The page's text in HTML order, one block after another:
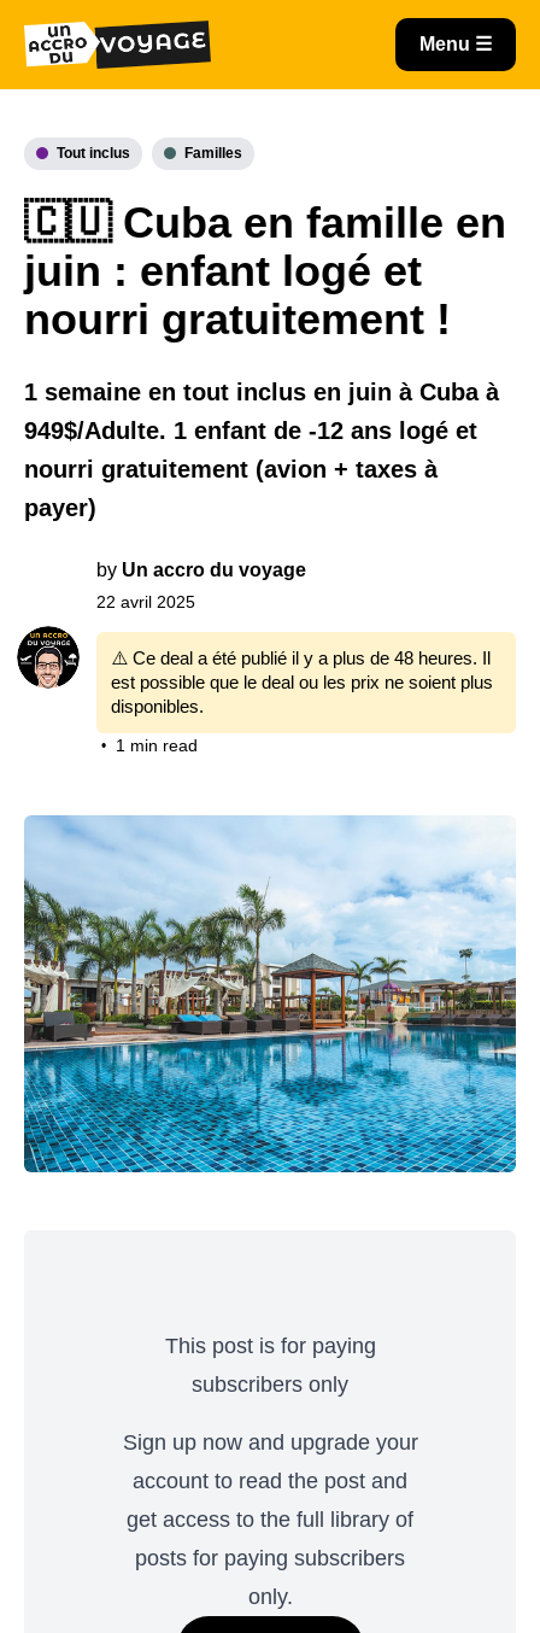
Tout inclus Familles
🇨🇺 Cuba en famille en
juin : enfant logé et
nourri gratuitement !
1 semaine en tout inclus en juin à Cuba à
949$/Adulte. 1 enfant de -12 ans logé et
nourri gratuitement (avion + taxes à
payer)
by Un accro du voyage
22 avril 2025
⚠️ Ce deal a été publié il y a plus de 48 heures. Il
est possible que le deal ou les prix ne soient plus
disponibles.
• 1 min read
This post is for paying
subscribers only
Sign up now and upgrade your
account to read the post and
get access to the full library of
posts for paying subscribers
only.